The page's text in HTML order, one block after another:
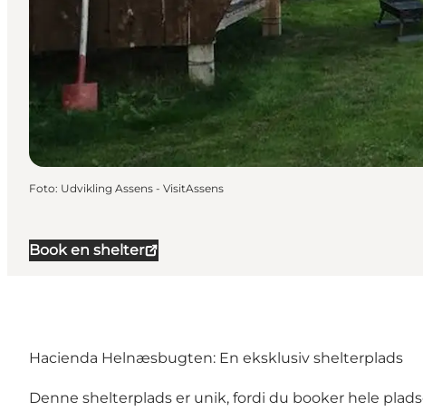
Book en shelter
Foto: Udvikling Assens - VisitAssens
Hacienda Helnæsbugten: En eksklusiv shelterplads
Denne shelterplads er unik, fordi du booker hele